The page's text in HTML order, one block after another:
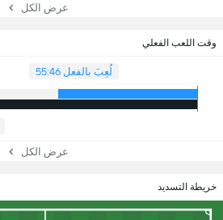
عرض الكل
وقت اللعب الفعلي
لُعِبَ بالفعل 55:46
عرض الكل
خريطة التسديد